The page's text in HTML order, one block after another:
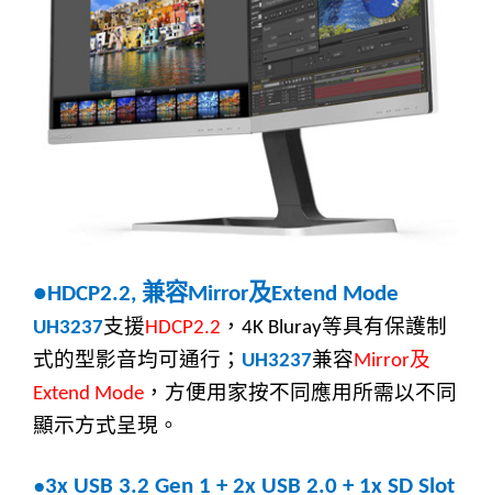
●HDCP2.2, 兼容Mirror及Extend Mode
UH3237支援 HDCP2.2 ， 4K Bluray等具有保護制
式的型影音均可通行； UH3237兼容 Mirror及
Extend Mode ，方便用家按不同應用所需以不同
顯示方式呈現。
●3x USB 3.2 Gen 1 + 2x USB 2.0 + 1x SD Slot